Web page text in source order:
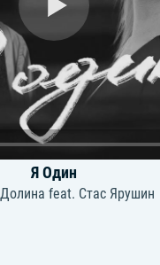
Я Один
feat. Стас Ярушин